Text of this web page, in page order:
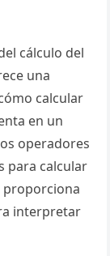
cálculo del
una
calcular
en un
operadores
para calcular
proporciona
interpretar